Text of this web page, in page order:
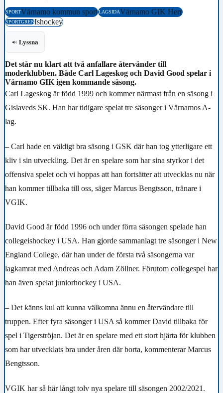
SPORTVärnamo kommun sportLAGSIDAVärnamo GIK Herr
SPORTGRENIshockey
Lyssna
Det står nu klart att två anfallare återvänder till
moderklubben. Både Carl Lageskog och David Good spelar i
Värnamo GIK igen kommande säsong.
Carl Lageskog är född 1999 och kommer närmast från en säsong i
Gislaveds SK. Han har tidigare spelat tre säsonger i Värnamos A-
lag.
– Carl hade en väldigt bra säsong i GSK där han tog ytterligare ett
kliv i sin utveckling. Det är en spelare som har sina styrkor i det
offensiva spelet och vi hoppas att han fortsätter att utvecklas nu när
han kommer tillbaka till oss, säger Marcus Bengtsson, tränare i
VGIK.
David Good är född 1996 och under förra säsongen spelade han
collegeishockey i USA. Han gjorde sammanlagt tre säsonger i New
England College, där han under de första två säsongerna var
lagkamrat med Andreas och Adam Zöllner. Förutom collegespel har
han även spelat juniorhockey i USA.
– Det känns kul att kunna välkomna ännu en återvändare till
truppen. Efter fyra säsonger i USA så kommer David tillbaka för
spel i Tigerströjan. Det är en spelare med ett stort hjärta för klubben
som har utvecklats bra under åren där borta, kommenterar Marcus
Bengtsson.
VGIK har så här långt tolv nya spelare till säsongen 2002/2021.